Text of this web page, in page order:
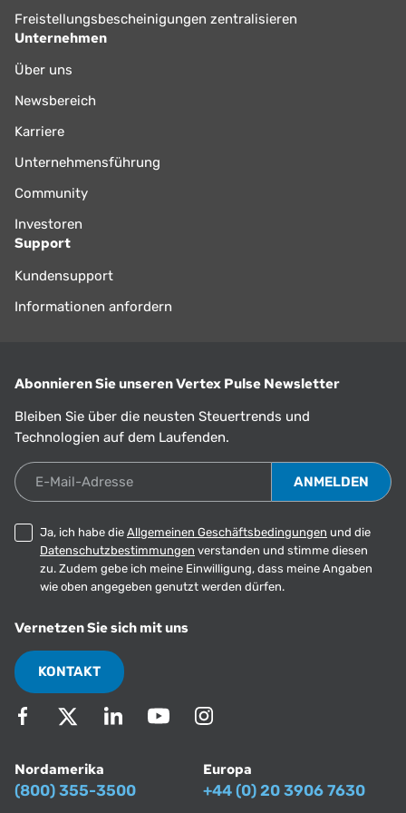
Freistellungsbescheinigungen zentralisieren
Unternehmen
Über uns
Newsbereich
Karriere
Unternehmensführung
Community
Investoren
Support
Kundensupport
Informationen anfordern
Abonnieren Sie unseren Vertex Pulse Newsletter
Bleiben Sie über die neusten Steuertrends und
Technologien auf dem Laufenden.
E-Mail-Adresse
Ja, ich habe die Allgemeinen Geschäftsbedingungen und die
Datenschutzbestimmungen verstanden und stimme diesen
zu. Zudem gebe ich meine Einwilligung, dass meine Angaben
wie oben angegeben genutzt werden dürfen.
Vernetzen Sie sich mit uns
KONTAKT
Nordamerika
(800) 355-3500
Europa
+44 (0) 20 3906 7630